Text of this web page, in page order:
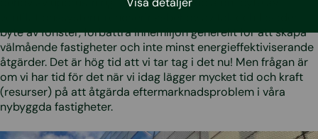
byte av fönster, förbättra innemiljön generellt för att skapa
välmående fastigheter och inte minst energieffektiviserande
åtgärder. Det är hög tid att vi tar tag i det nu! Men frågan är
om vi har tid för det när vi idag lägger mycket tid och kraft
(resurser) på att åtgärda eftermarknadsproblem i våra
nybyggda fastigheter.